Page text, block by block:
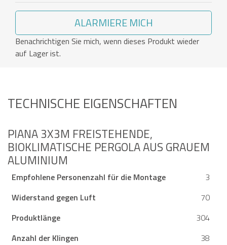
ALARMIERE MICH
Benachrichtigen Sie mich, wenn dieses Produkt wieder
auf Lager ist.
TECHNISCHE EIGENSCHAFTEN
PIANA 3X3M FREISTEHENDE,
BIOKLIMATISCHE PERGOLA AUS GRAUEM
ALUMINIUM
Empfohlene Personenzahl für die Montage
3
Widerstand gegen Luft
70
Produktlänge
304
Anzahl der Klingen
38